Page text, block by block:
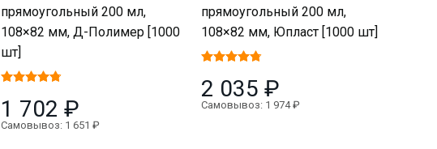
прямоугольный 200 мл,
108×82 мм, Д-Полимер [1000
шт]
1 702 ₽
Самовывоз: 1 651 ₽
прямоугольный 200 мл,
108×82 мм, Юпласт [1000 шт]
2 035 ₽
Самовывоз: 1 974 ₽